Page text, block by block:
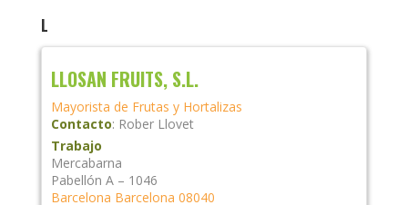
L
LLOSAN FRUITS, S.L.
Mayorista de Frutas y Hortalizas
Contacto: Rober Llovet
Trabajo
Mercabarna
Pabellón A – 1046
Barcelona Barcelona 08040